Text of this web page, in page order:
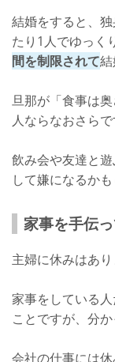
結婚をすると、
たり1人でゆっく
間を制限されて
旦那が「食事は
人ならなおさらで
飲み会や友達と
して嫌になるかも
家事を手伝
主婦に休みはあり
家事をしている
ことですが、分
会社の仕事には